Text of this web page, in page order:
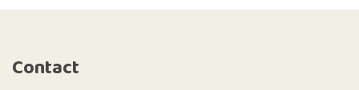
Contact